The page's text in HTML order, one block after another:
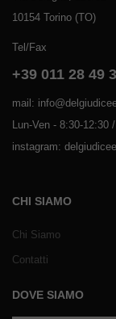
10154 Torino (TO)
Tel/Fax
+39 011 28 49
mail:
Lun-Ven - 8:30-12:30
instagram:
CHI SIAMO
Chi Siamo
Contatti
DOVE SIAMO